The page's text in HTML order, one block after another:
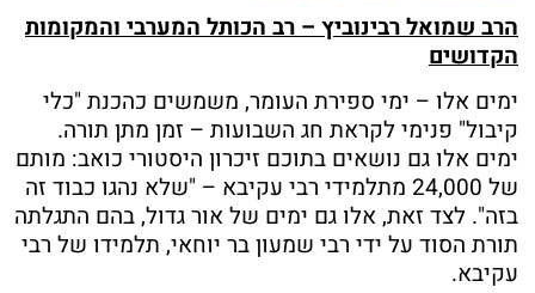
הרב שמואל רבינוביץ – רב הכותל המערבי והמקומות
הקדושים
ימים אלו – ימי ספירת העומר, משמשים כהכנת "כלי
קיבול" פנימי לקראת חג השבועות – זמן מתן תורה.
ימים אלו גם נושאים בתוכם זיכרון היסטורי כואב: מותם
של 24,000 מתלמידי רבי עקיבא – "שלא נהגו כבוד זה
בזה". לצד זאת, אלו גם ימים של אור גדול, בהם התגלתה
תורת הסוד על ידי רבי שמעון בר יוחאי, תלמידו של רבי
עקיבא.